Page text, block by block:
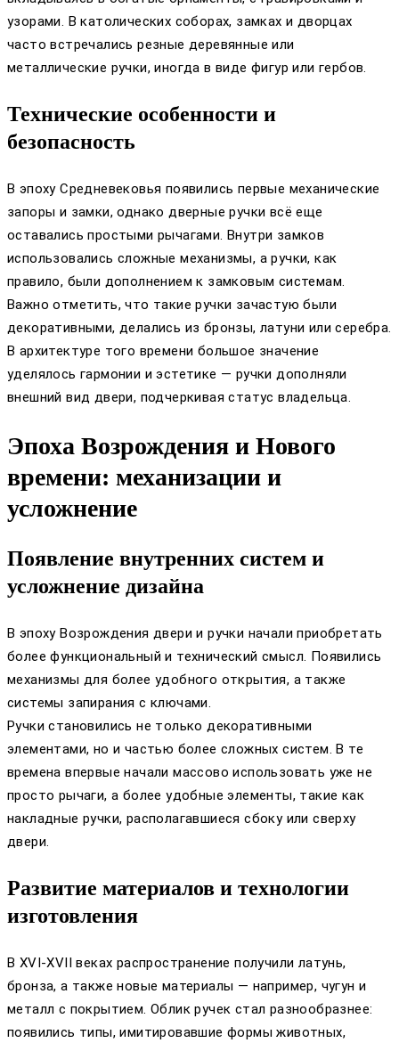
узорами. В католических соборах, замках и дворцах
часто встречались резные деревянные или
металлические ручки, иногда в виде фигур или гербов.
Технические особенности и
безопасность
В эпоху Средневековья появились первые механические
запоры и замки, однако дверные ручки всё еще
оставались простыми рычагами. Внутри замков
использовались сложные механизмы, а ручки, как
правило, были дополнением к замковым системам.
Важно отметить, что такие ручки зачастую были
декоративными, делались из бронзы, латуни или серебра.
В архитектуре того времени большое значение
уделялось гармонии и эстетике — ручки дополняли
внешний вид двери, подчеркивая статус владельца.
Эпоха Возрождения и Нового
времени: механизации и
усложнение
Появление внутренних систем и
усложнение дизайна
В эпоху Возрождения двери и ручки начали приобретать
более функциональный и технический смысл. Появились
механизмы для более удобного открытия, а также
системы запирания с ключами.
Ручки становились не только декоративными
элементами, но и частью более сложных систем. В те
времена впервые начали массово использовать уже не
просто рычаги, а более удобные элементы, такие как
накладные ручки, располагавшиеся сбоку или сверху
двери.
Развитие материалов и технологии
изготовления
В XVI-XVII веках распространение получили латунь,
бронза, а также новые материалы — например, чугун и
металл с покрытием. Облик ручек стал разнообразнее:
появились типы, имитировавшие формы животных,